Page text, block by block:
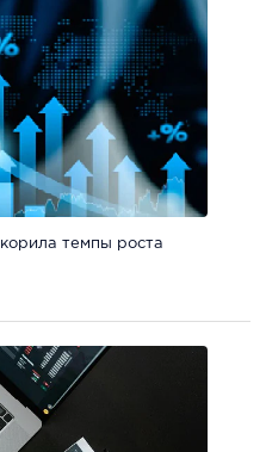
темпы роста